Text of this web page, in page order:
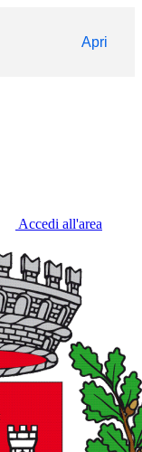
Apri
Accedi all'area